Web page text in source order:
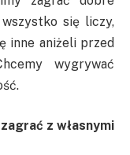
się liczy,
inne aniżeli przed
wygrywać
z własnymi